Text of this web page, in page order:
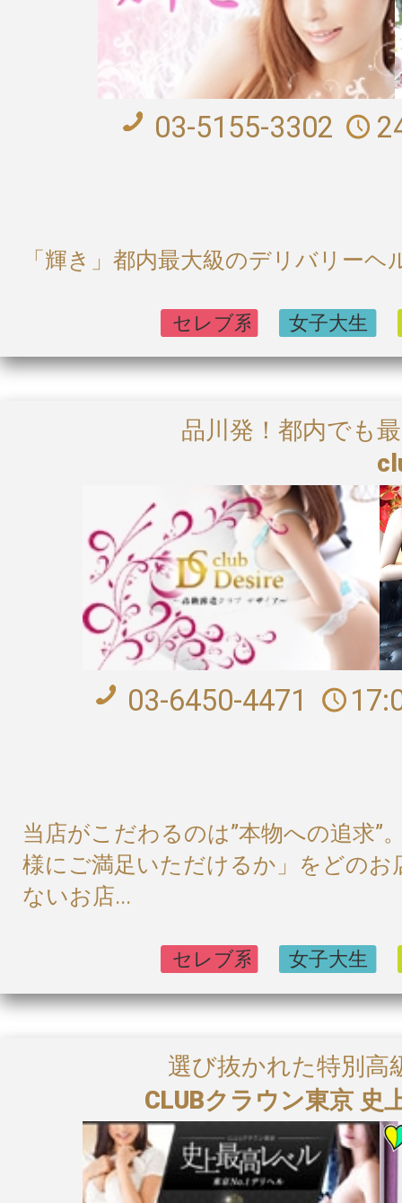
03-5155-3302
「輝き」都内最大級のデリバリー
品川発！都内でも
03-6450-4471
当店がこだわるのは”本物への追求
様にご満足いただけるか」をどの
ないお店...
選び抜かれた特別高
CLUBクラウン東京 史